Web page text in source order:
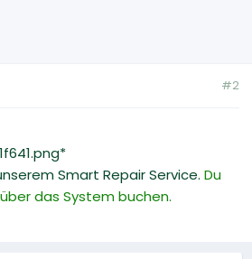
#2
Smart Repair Service. Du
das System buchen.